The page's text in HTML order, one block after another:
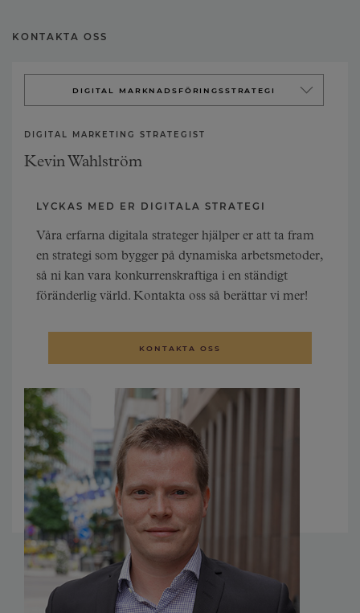
KONTAKTA OSS
DIGITAL MARKNADSFÖRINGSSTRATEGI
DIGITAL ANALYS
DIGITAL MARKETING STRATEGIST
Kevin Wahlström
LYCKAS MED ER DIGITALA STRATEGI
Våra erfarna digitala strateger hjälper er att ta fram
en strategi som bygger på dynamiska arbetsmetoder,
så ni kan vara konkurrenskraftiga i en ständigt
föränderlig värld. Kontakta oss så berättar vi mer!
KONTAKTA OSS